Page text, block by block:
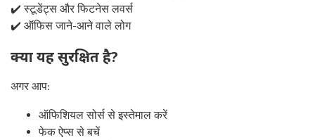
✔️ स्टूडेंट्स और फिटनेस लवर्स
✔️ ऑफिस जाने-आने वाले लोग
क्या यह सुरक्षित है?
अगर आप:
ऑफिशियल सोर्स से इस्तेमाल करें
फेक ऐप्स से बचें